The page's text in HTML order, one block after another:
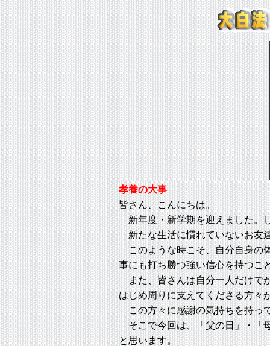
孝養の大事
皆さん、こんにちは。
新年度・新学期を迎えました。
新たな生活に慣れていないお友
このような時こそ、自分自身の
事にも打ち勝つ強い信心を持つこ
また、皆さんは自分一人だけで
はじめ周りに支えてくださる方々
この方々に感謝の気持ちを持っ
そこで今回は、「父の日」・「
と思います。